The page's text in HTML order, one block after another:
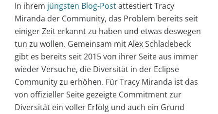
In ihrem jüngsten Blog-Postattestiert Tracy
Miranda der Community, das Problem bereits seit
einiger Zeit erkannt zu haben und etwas deswegen
tun zu wollen. Gemeinsam mit Alex Schladebeck
gibt es bereits seit 2015 von ihrer Seite aus immer
wieder Versuche, die Diversität in der Eclipse
Community zu erhöhen. Für Tracy Miranda ist das
von offizieller Seite gezeigte Commitment zur
Diversität ein voller Erfolg und auch ein Grund